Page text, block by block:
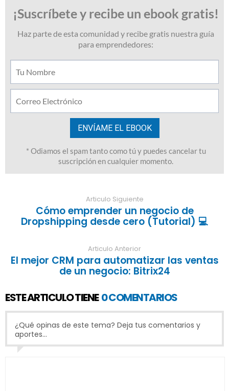
Articulo Siguiente
Cómo emprender un negocio de
Dropshipping desde cero (Tutorial) 💻
Articulo Anterior
El mejor CRM para automatizar las ventas
de un negocio: Bitrix24
ESTE ARTICULO TIENE 0 COMENTARIOS
¿Qué opinas de este tema? Deja tus comentarios y
aportes...